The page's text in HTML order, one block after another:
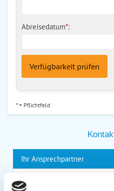
Abreisedatum*:
Verfügbarkeit prüfen
*= Pflichtfeld
Ihr Ansprechpartner
Familie Schulenburg